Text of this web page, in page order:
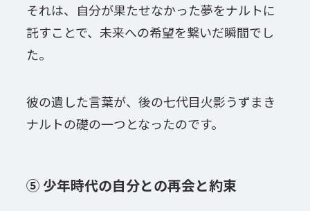
それは、自分が果たせなかった夢をナルトに
託すことで、未来への希望を繋いだ瞬間でし
た。
彼の遺した言葉が、後の七代目火影うずまき
ナルトの礎の一つとなったのです。
⑤ 少年時代の自分との再会と約束